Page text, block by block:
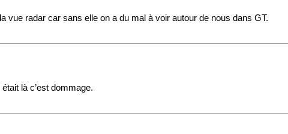
vue radar car sans elle on a du mal à voir autour de nous dans GT.
là c’est dommage.